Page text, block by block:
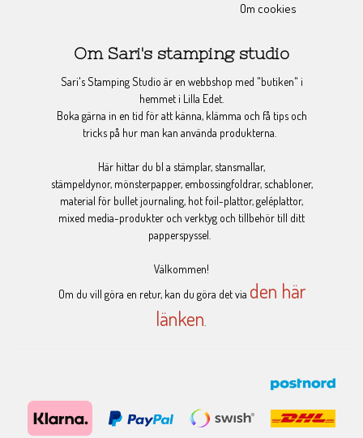
Om cookies
Om Sari's stamping studio
Sari's Stamping Studio är en webbshop med "butiken" i
hemmet i Lilla Edet.
Boka gärna in en tid för att känna, klämma och få tips och
tricks på hur man kan använda produkterna.
Här hittar du bl a stämplar, stansmallar,
stämpeldynor, mönsterpapper, embossingfoldrar, schabloner,
material för bullet journaling, hot foil-plattor, geléplattor,
mixed media-produkter och verktyg och tillbehör till ditt
papperspyssel.
Välkommen!
Om du vill göra en retur, kan du göra det via den här
länken.